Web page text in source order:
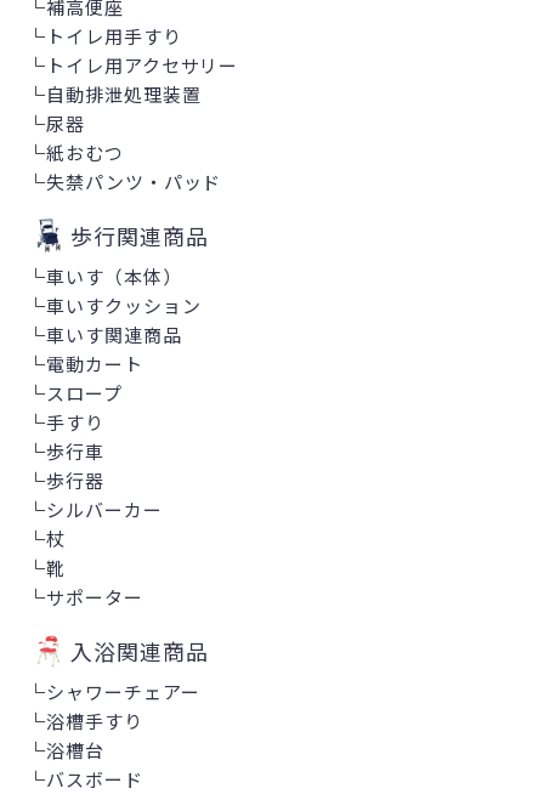
└補高便座
└ トイレ用手すり
└ トイレ用アクセサリー
└自動排泄処理装置
└尿器
└紙おむつ
└失禁パンツ・パッド
歩行関連商品
└車いす（本体）
└車いすクッション
└車いす関連商品
└電動カート
└スロープ
└手すり
└歩行車
└歩行器
└シルバーカー
└杖
└靴
└サポーター
入浴関連商品
└シャワーチェアー
└浴槽手すり
└浴槽台
└バスボード